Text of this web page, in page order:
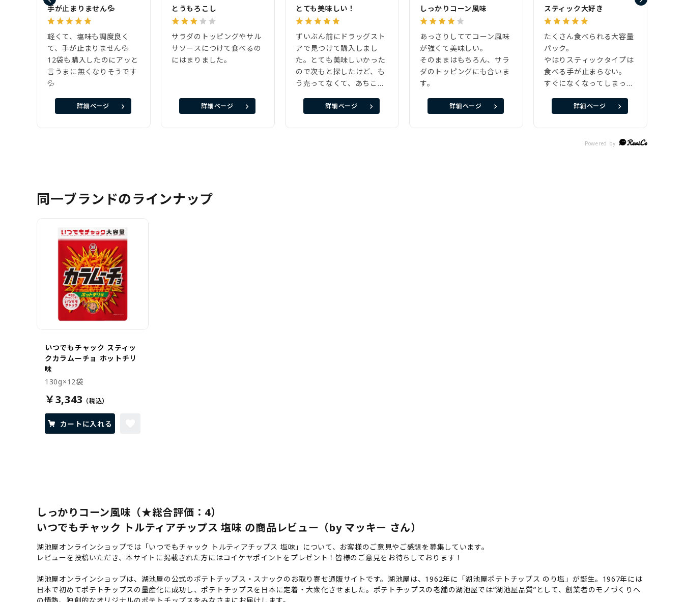
手が止まりません💦
詳細ページ
軽くて、塩味も調度良く
て、手が止まりません💦
12袋も購入したのにアッと
言うまに無くなりそうです
💦
とうもろこし
詳細ページ
サラダのトッピングやサル
サソースにつけて食べるの
にはまりました。
とても美味しい！
詳細ページ
ずいぶん前にドラッグスト
アで見つけて購入しまし
た。とても美味しいかった
ので次もと探したけど、も
う売ってなくて、あちこち
ったので通販で頼みまし
しっかりコーン風味
詳細ページ
あっさりしててコーン風味
が強くて美味しい。
そのままはもちろん、サラ
ダのトッピングにも合いま
す。
スティック大好き
詳細ページ
たくさん食べられる大容量
パック。
やはりスティックタイプは
食べる手が止まらない。
すぐになくなってしまっ
お値段ちょい高なので再度
同一ブランドのラインナップ
いつでもチャック スティッ
クカラムーチョ ホットチリ
味
130g×12袋
￥3,343
カートに入れる
しっかりコーン風味（★総合評価：4）
いつでもチャック トルティアチップス 塩味 の商品レビュー（by マッキー さん）
湖池屋オンラインショップでは「いつでもチャック トルティアチップス 塩味」について、お客様のご意見やご感想を募集しています。
レビューを投稿いただき、本サイトに掲載された方にはコイケヤポイントをプレゼント！皆様のご意見をお待ちしております！
湖池屋オンラインショップは、湖池屋の公式のポテトチップス・スナックのお取り寄せ通販サイトです。湖池屋は、1962年に「湖池屋ポテトチップス のり塩」が誕生。1967年には
日本で初めてポテトチップスの量産化に成功し、ポテトチップスを日本に定着・大衆化させました。ポテトチップスの老舗の湖池屋では“湖池屋品質”として、創業者のモノづくりへ